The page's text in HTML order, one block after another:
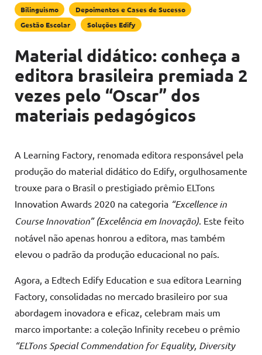
Material didático: conheça a
editora brasileira premiada 2
vezes pelo “Oscar” dos
materiais pedagógicos
Bilinguismo
Depoimentos e Cases de Sucesso
Gestão Escolar
Soluções Edify
A Learning Factory, renomada editora responsável pela
produção do material didático do Edify, orgulhosamente
trouxe para o Brasil o prestigiado prêmio ELTons
Innovation Awards 2020 na categoria “Excellence in
Course Innovation” (Excelência em Inovação) . Este feito
notável não apenas honrou a editora, mas também
elevou o padrão da produção educacional no país.
Agora, a Edtech Edify Education e sua editora Learning
Factory, consolidadas no mercado brasileiro por sua
abordagem inovadora e eficaz, celebram mais um
marco importante: a coleção Infinity recebeu o prêmio
“ELTons Special Commendation for Equality, Diversity